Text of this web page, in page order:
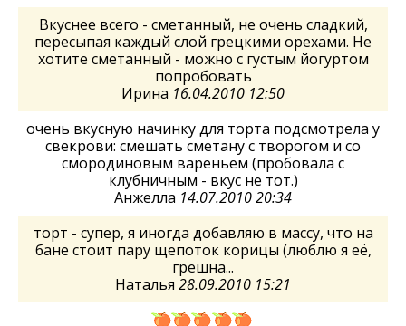
Вкуснее всего - сметанный, не очень сладкий,
пересыпая каждый слой грецкими орехами. Не
хотите сметанный - можно с густым йогуртом
попробовать
Ирина 16.04.2010 12:50
очень вкусную начинку для торта подсмотрела у
свекрови: смешать сметану с творогом и со
смородиновым вареньем (пробовала с
клубничным - вкус не тот.)
Анжелла 14.07.2010 20:34
торт - супер, я иногда добавляю в массу, что на
бане стоит пару щепоток корицы (люблю я её,
грешна...
Наталья 28.09.2010 15:21